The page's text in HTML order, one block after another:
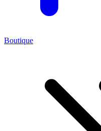
Boutique